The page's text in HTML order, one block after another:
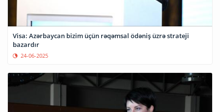
Visa: Azərbaycan bizim üçün rəqəmsal ödəniş üzrə strateji
bazardır
24-06-2025